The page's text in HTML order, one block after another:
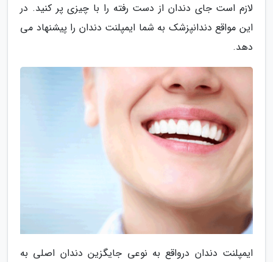
لازم است جای دندان از دست رفته را با چیزی پر کنید. در
این مواقع دندانپزشک به شما ایمپلنت دندان را پیشنهاد می
دهد.
ایمپلنت دندان درواقع به نوعی جایگزین دندان اصلی به